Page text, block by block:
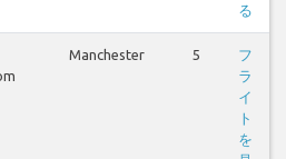
る
Manchester 5
フ
ラ
イ
ト
を